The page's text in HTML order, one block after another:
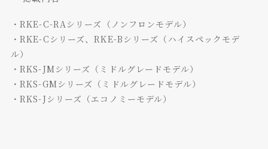
・RKE-C-RAシリーズ（ノンフロンモデル）
・RKE-Cシリーズ、RKE-Bシリーズ（ハイスペックモデ
ル）
・RKS-JMシリーズ（ミドルグレードモデル）
・RKS-GMシリーズ（ミドルグレードモデル）
・RKS-Jシリーズ（エコノミーモデル）